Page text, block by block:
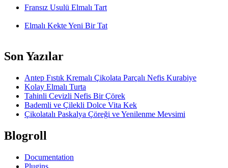
Fransız Usulü Elmalı Tart
Elmalı Kekte Yeni Bir Tat
Son Yazılar
Antep Fıstık Kremalı Çikolata Parçalı Nefis Kurabiye
Kolay Elmalı Turta
Tahinli Cevizli Nefis Bir Çörek
Bademli ve Çilekli Dolce Vita Kek
Çikolatalı Paskalya Çöreği ve Yenilenme Mevsimi
Blogroll
Documentation
Plugins